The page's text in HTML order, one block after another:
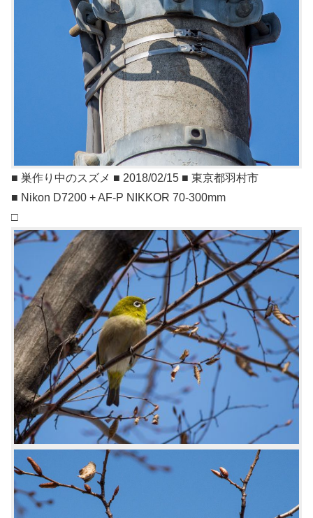
■ 巣作り中のスズメ ■ 2018/02/15 ■ 東京都羽村市
■ Nikon D7200 + AF-P NIKKOR 70-300mm
□